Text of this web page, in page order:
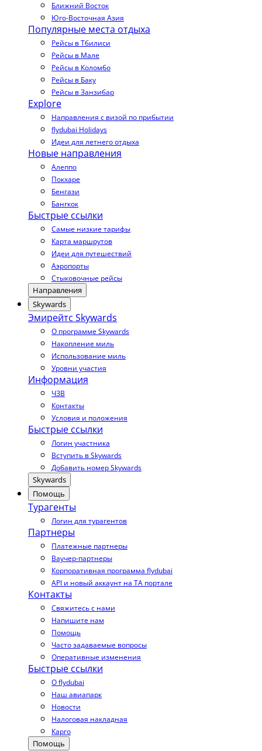
Ближний Восток
Юго-Восточная Азия
Популярные места отдыха
Рейсы в Тбилиси
Рейсы в Мале
Рейсы в Коломбо
Рейсы в Баку
Рейсы в Занзибар
Explore
Направления с визой по прибытии
flydubai Holidays
Идеи для летнего отдыха
Новые направления
Алеппо
Покхаре
Бенгази
Бангкок
Быстрые ссылки
Самые низкие тарифы
Карта маршрутов
Идеи для путешествий
Аэропорты
Стыковочные рейсы
Направления
Skywards
Эмирейтс Skywards
О программе Skywards
Накопление миль
Использование миль
Уровни участия
Информация
ЧЗВ
Контакты
Условия и положения
Быстрые ссылки
Логин участника
Вступить в Skywards
Добавить номер Skywards
Skywards
Помощь
Турагенты
Логин для турагентов
Партнеры
Платежные партнеры
Ваучер-партнеры
Корпоративная программа flydubai
API и новый аккаунт на TA портале
Контакты
Свяжитесь с нами
Напишите нам
Помощь
Часто задаваемые вопросы
Оперативные изменения
Быстрые ссылки
О flydubai
Наш авиапарк
Новости
Налоговая накладная
Карго
Помощь